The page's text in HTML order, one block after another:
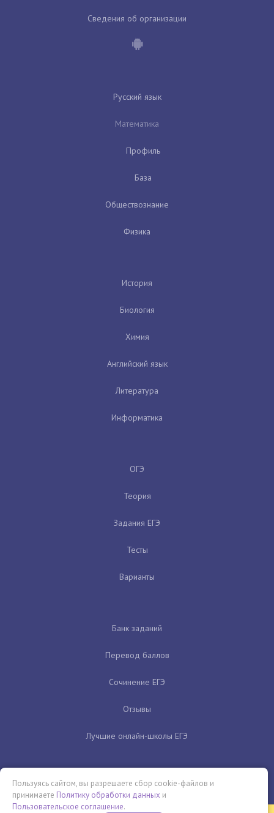
Сведения об организации
Русский язык
Математика
Профиль
База
Обществознание
Физика
История
Биология
Химия
Английский язык
Литература
Информатика
ОГЭ
Теория
Задания ЕГЭ
Тесты
Варианты
Банк заданий
Перевод баллов
Сочинение ЕГЭ
Отзывы
Лучшие онлайн-школы ЕГЭ
Пользуясь сайтом, вы разрешаете сбор cookie-файлов и
принимаете Политику обработки данных и
Пользовательское соглашение.